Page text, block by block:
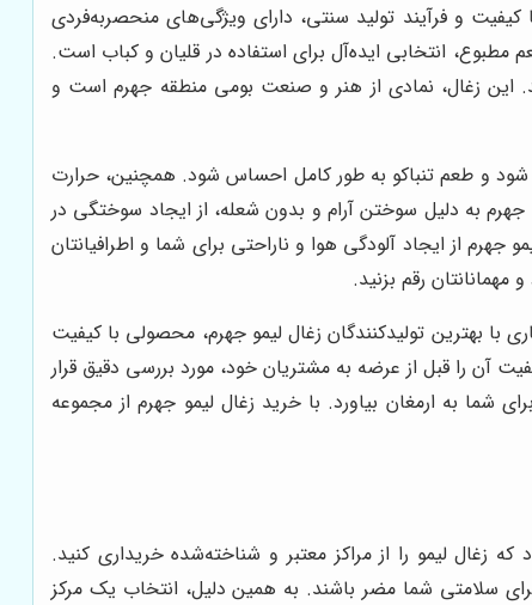
کیفیت و فرآیند تولید سنتی، دارای ویژگی‌های منحصربه‌فردی
مطبوع، انتخابی ایده‌آل برای استفاده در قلیان و کباب است.
این زغال، نمادی از هنر و صنعت بومی منطقه جهرم است و
شود و طعم تنباکو به طور کامل احساس شود. همچنین، حرارت
به دلیل سوختن آرام و بدون شعله، از ایجاد سوختگی در
از ایجاد آلودگی هوا و ناراحتی برای شما و اطرافیانتان
رقم بزنید.
بهترین تولیدکنندگان زغال لیمو جهرم، محصولی با کیفیت
آن را قبل از عرضه به مشتریان خود، مورد بررسی دقیق قرار
به ارمغان بیاورد. با خرید زغال لیمو جهرم از مجموعه
لیمو را از مراکز معتبر و شناخته‌شده خریداری کنید.
سلامتی شما مضر باشند. به همین دلیل، انتخاب یک مرکز